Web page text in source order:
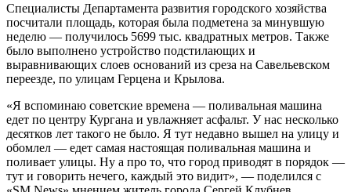
Специалисты Департамента развития городского хозяйства
посчитали площадь, которая была подметена за минувшую
неделю — получилось 5699 тыс. квадратных метров. Также
было выполнено устройство подстилающих и
выравнивающих слоев оснований из среза на Савельевском
переезде, по улицам Герцена и Крылова.
«Я вспоминаю советские времена — поливальная машина
едет по центру Кургана и увлажняет асфальт. У нас несколько
десятков лет такого не было. Я тут недавно вышел на улицу и
обомлел — едет самая настоящая поливальная машина и
поливает улицы. Ну а про то, что город приводят в порядок —
тут и говорить нечего, каждый это видит», — поделился с